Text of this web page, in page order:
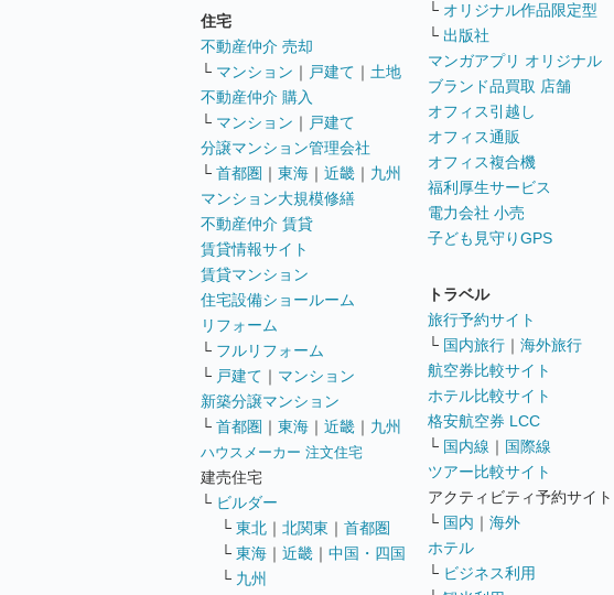
住宅
不動産仲介 売却
└ マンション ｜ 戸建て ｜ 土地
不動産仲介 購入
└ マンション ｜ 戸建て
分譲マンション管理会社
└ 首都圏 ｜ 東海 ｜ 近畿 ｜ 九州
マンション大規模修繕
不動産仲介 賃貸
賃貸情報サイト
賃貸マンション
住宅設備ショールーム
リフォーム
└ フルリフォーム
└ 戸建て ｜ マンション
新築分譲マンション
└ 首都圏 ｜ 東海 ｜ 近畿 ｜ 九州
ハウスメーカー 注文住宅
建売住宅
└ ビルダー
└ 東北 ｜ 北関東 ｜ 首都圏
└ 東海 ｜ 近畿 ｜ 中国・四国
└ 九州
└ オリジナル作品限定型
└ 出版社
マンガアプリ オリジナル
ブランド品買取 店舗
オフィス引越し
オフィス通販
オフィス複合機
福利厚生サービス
電力会社 小売
子ども見守りGPS
トラベル
旅行予約サイト
└ 国内旅行 ｜ 海外旅行
航空券比較サイト
ホテル比較サイト
格安航空券 LCC
└ 国内線 ｜ 国際線
ツアー比較サイト
アクティビティ予約サイト
└ 国内 ｜ 海外
ホテル
└ ビジネス利用